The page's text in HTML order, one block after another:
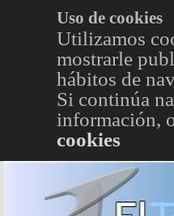
Uso de cookies
Utilizamos
mostrarle
hábitos de
Si continúa
información,
cookies